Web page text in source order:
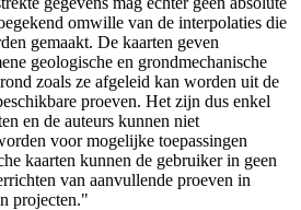
omwille van de interpolaties die
gemaakt. De kaarten geven
geologische en grondmechanische
zoals ze afgeleid kan worden uit de
proeven. Het zijn dus enkel
en de auteurs kunnen niet
voor mogelijke toepassingen
kaarten kunnen de gebruiker in geen
van aanvullende proeven in
projecten."